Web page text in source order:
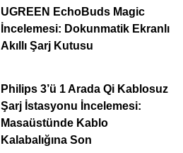
UGREEN EchoBuds Magic
İncelemesi: Dokunmatik Ekranlı
Akıllı Şarj Kutusu
Philips 3’ü 1 Arada Qi Kablosuz
Şarj İstasyonu İncelemesi:
Masaüstünde Kablo
Kalabalığına Son